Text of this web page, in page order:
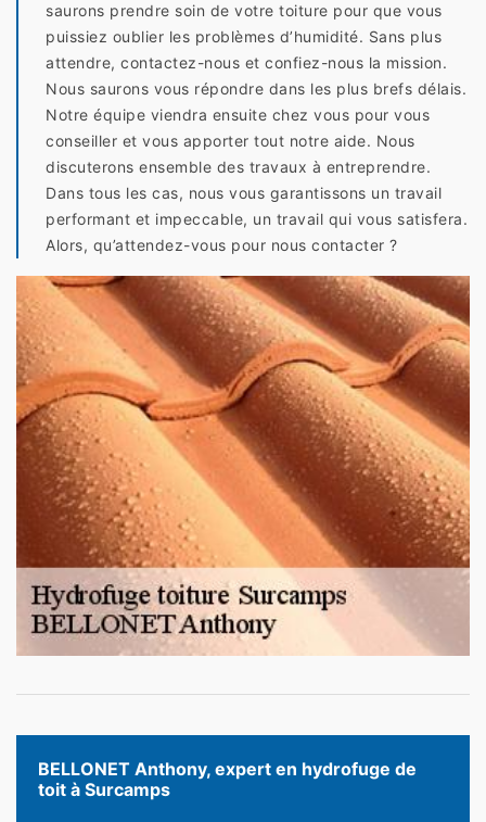
saurons prendre soin de votre toiture pour que vous
puissiez oublier les problèmes d’humidité. Sans plus
attendre, contactez-nous et confiez-nous la mission.
Nous saurons vous répondre dans les plus brefs délais.
Notre équipe viendra ensuite chez vous pour vous
conseiller et vous apporter tout notre aide. Nous
discuterons ensemble des travaux à entreprendre.
Dans tous les cas, nous vous garantissons un travail
performant et impeccable, un travail qui vous satisfera.
Alors, qu’attendez-vous pour nous contacter ?
BELLONET Anthony, expert en hydrofuge de
toit à Surcamps